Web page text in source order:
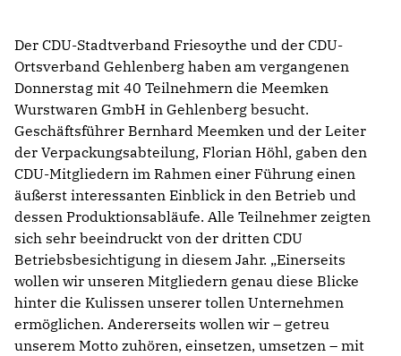
Der CDU-Stadtverband Friesoythe und der CDU-
Ortsverband Gehlenberg haben am vergangenen
Donnerstag mit 40 Teilnehmern die Meemken
Wurstwaren GmbH in Gehlenberg besucht.
Geschäftsführer Bernhard Meemken und der Leiter
der Verpackungsabteilung, Florian Höhl, gaben den
CDU-Mitgliedern im Rahmen einer Führung einen
äußerst interessanten Einblick in den Betrieb und
dessen Produktionsabläufe. Alle Teilnehmer zeigten
sich sehr beeindruckt von der dritten CDU
Betriebsbesichtigung in diesem Jahr. „Einerseits
wollen wir unseren Mitgliedern genau diese Blicke
hinter die Kulissen unserer tollen Unternehmen
ermöglichen. Andererseits wollen wir – getreu
unserem Motto zuhören, einsetzen, umsetzen – mit